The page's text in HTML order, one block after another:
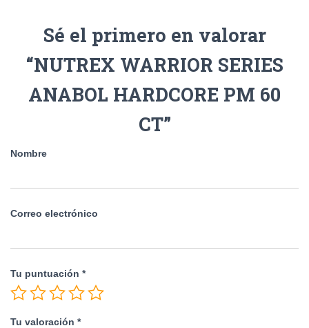
Sé el primero en valorar
“NUTREX WARRIOR SERIES
ANABOL HARDCORE PM 60
CT”
Nombre
Correo electrónico
Tu puntuación *
Tu valoración *